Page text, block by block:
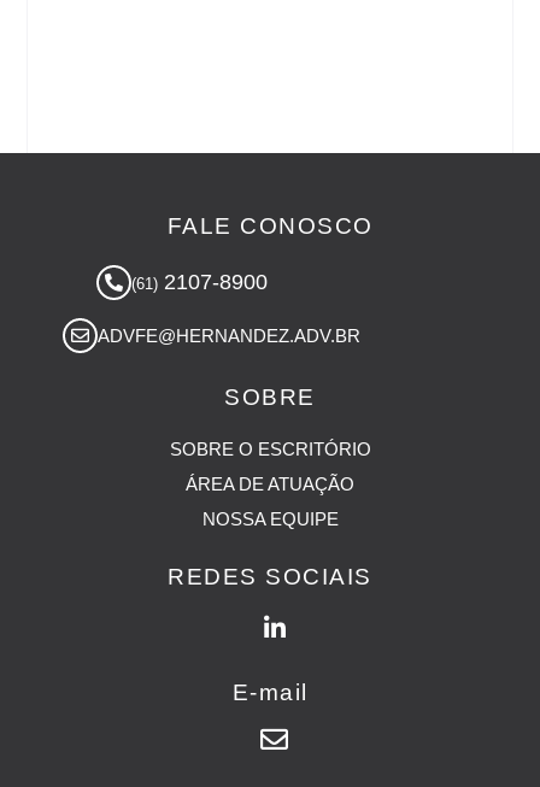
FALE CONOSCO
(61) 2107-8900
ADVFE@HERNANDEZ.ADV.BR
SOBRE
SOBRE O ESCRITÓRIO
ÁREA DE ATUAÇÃO
NOSSA EQUIPE
REDES SOCIAIS
E-mail